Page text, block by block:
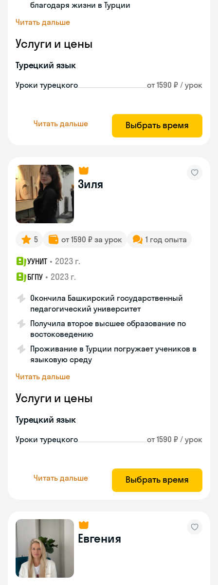
благодаря жизни в Турции
Читать дальше
Услуги и цены
Турецкий язык
Уроки турецкого от 1590 ₽ / урок
Читать дальше Выбрать время
Зиля
5 от 1590 ₽ за урок 1 год опыта
УУНИТ • 2023 г.
БГПУ • 2023 г.
Окончила Башкирский государственный
педагогический университет
Получила второе высшее образование по
востоковедению
Проживание в Турции погружает учеников в
языковую среду
Читать дальше
Услуги и цены
Турецкий язык
Уроки турецкого от 1590 ₽ / урок
Читать дальше Выбрать время
Евгения